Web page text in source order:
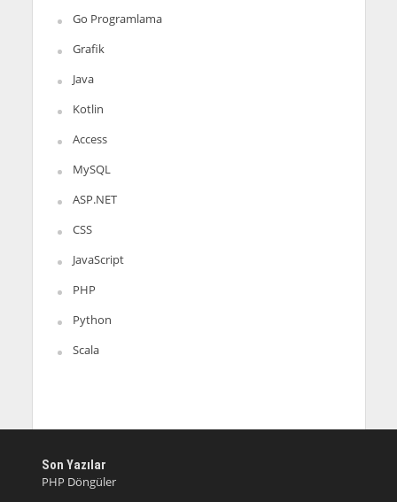
Go Programlama
Grafik
Java
Kotlin
Access
MySQL
ASP.NET
CSS
JavaScript
PHP
Python
Scala
Son Yazılar
PHP Döngüler